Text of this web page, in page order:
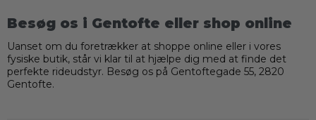
Besøg os i Gentofte eller shop online
Uanset om du foretrækker at shoppe online eller i vores
fysiske butik, står vi klar til at hjælpe dig med at finde det
perfekte rideudstyr. Besøg os på Gentoftegade 55, 2820
Gentofte.